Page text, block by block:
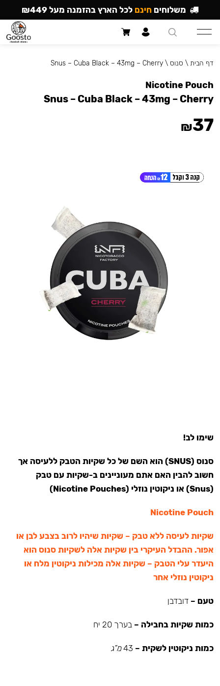
שימו לב!
סנוס (SNUS) הוא השם של כל שקיות הטבק ללעיסה אך
חשוב להבין האם אתם מעוניינים ב-שקיות עם טבק
(Snus) או ניקוטין נוזלי (Nicotine Pouches)
Nicotine Pouch
שקיות לעיסה ללא טבק – שקיות שיהיו לרוב בצבע לבן או
אפור. ההבדל העיקרי בין שקיות אלה לשקיות סנוס הוא
היעדר עלי הטבק – שקיות אלה מכילות ניקוטין מלח או
ניקוטין נוזלי אחר
טעם – דובדבן
כמות שקיות בחבילה – בערך 20 יח
כמות ניקוטין לשקית – מ”ג
דף הבית \ סנוס \
Snus – Cuba Black – 43mg – Cherry
Nicotine Pouch
Snus – Cuba Black – 43mg – Cherry
₪37
משלוחים חינם לכל הארץ בהזמנה מעל ₪449